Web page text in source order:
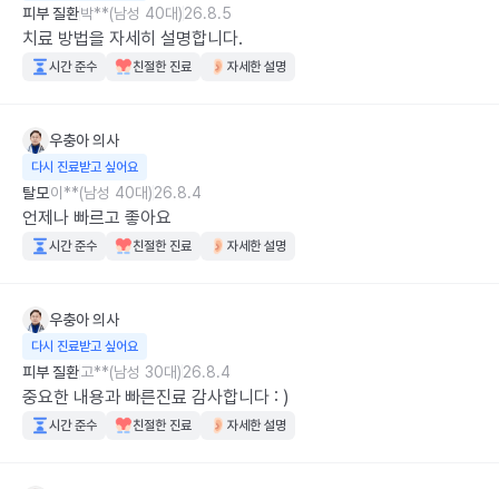
피부 질환박**(남성 40대)26.8.5
치료 방법을 자세히 설명합니다.
시간 준수 친절한 진료 자세한 설명
우충아의사
다시 진료받고 싶어요
탈모이**(남성 40대)26.8.4
언제나 빠르고 좋아요
시간 준수 친절한 진료 자세한 설명
우충아의사
다시 진료받고 싶어요
피부 질환고**(남성 30대)26.8.4
중요한 내용과 빠른진료 감사합니다 : )
시간 준수 친절한 진료 자세한 설명